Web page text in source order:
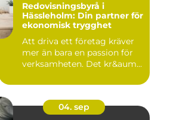
Redovisningsbyrå i
Hässleholm: Din partner för
ekonomisk trygghet
Att driva ett företag kräver
mer än bara en passion för
verksamheten. Det kr&aum...
04. sep